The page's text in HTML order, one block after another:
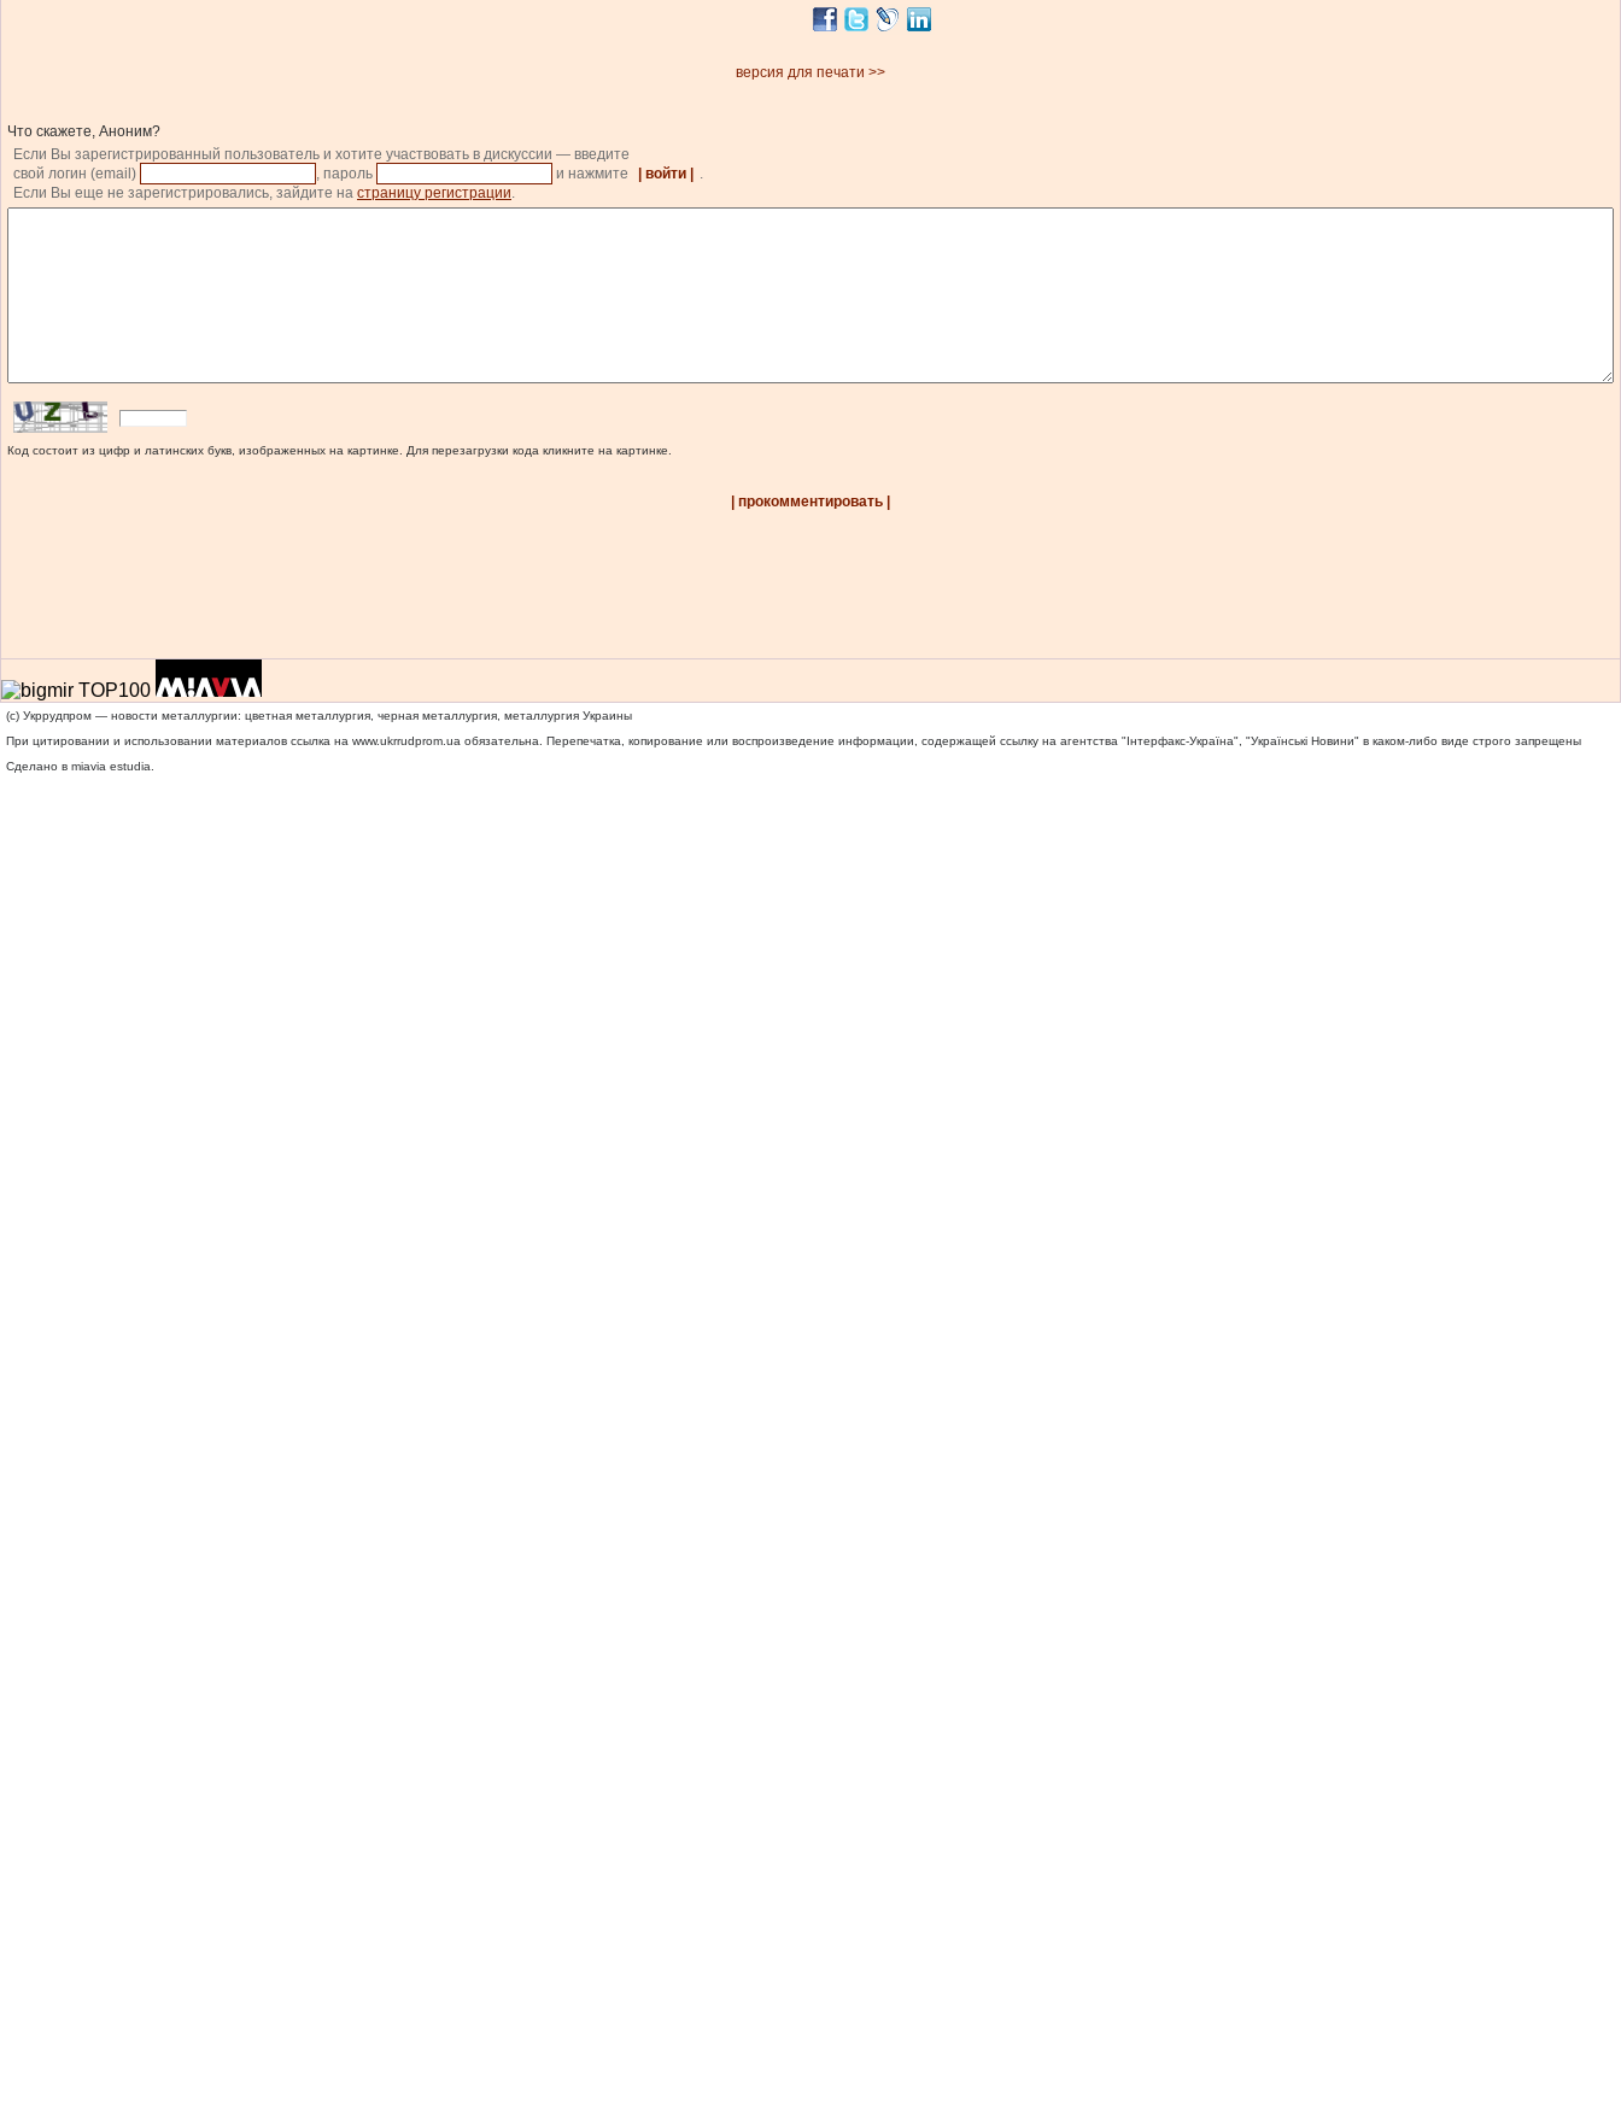
версия для печати >>
Что скажете, Аноним?
Если Вы зарегистрированный пользователь и хотите участвовать в дискуссии — введите
свой логин (email)
, пароль и нажмите | войти |
.
Если Вы еще не зарегистрировались, зайдите на страницу регистрации.
Код состоит из цифр и латинских букв, изображенных на картинке. Для перезагрузки кода кликните на картинке.
| прокомментировать |
(c) Укррудпром — новости металлургии: цветная металлургия, черная металлургия, металлургия Украины
При цитировании и использовании материалов ссылка на www.ukrrudprom.ua обязательна. Перепечатка, копирование или воспроизведение информации, содержащей ссылку на агентства "Iнтерфакс-Україна", "Українськi Новини" в каком-либо виде строго запрещены
Сделано в miavia estudia.